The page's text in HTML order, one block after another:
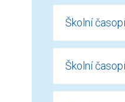
Školní
Školní